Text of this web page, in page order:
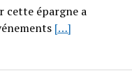
cette épargne a
[…]